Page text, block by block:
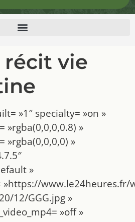
récit vie
»1″ specialty= »on »
»rgba(0,0,0,0.8) »
»rgba(0,0,0,0) »
»
»https://www.le24heures.fr/
12/GGG.jpg »
»off »